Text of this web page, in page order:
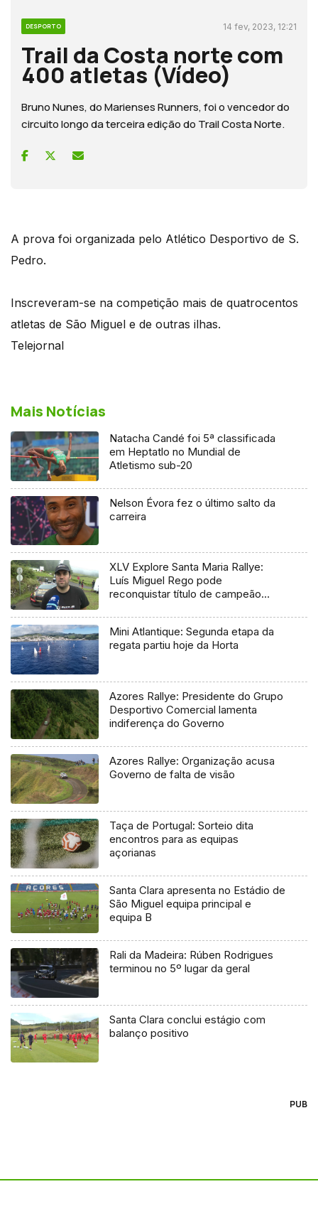
DESPORTO 14 fev, 2023, 12:21
Trail da Costa norte com
400 atletas (Vídeo)
Bruno Nunes, do Marienses Runners, foi o vencedor do
circuito longo da terceira edição do Trail Costa Norte.
A prova foi organizada pelo Atlético Desportivo de S.
Pedro.
Inscreveram-se na competição mais de quatrocentos
atletas de São Miguel e de outras ilhas.
Telejornal
Mais Notícias
Natacha Candé foi 5ª classificada
em Heptatlo no Mundial de
Atletismo sub-20
Nelson Évora fez o último salto da
carreira
XLV Explore Santa Maria Rallye:
Luís Miguel Rego pode
reconquistar título de campeão
Mini Atlantique: Segunda etapa da
regata partiu hoje da Horta
Azores Rallye: Presidente do Grupo
Desportivo Comercial lamenta
indiferença do Governo
Azores Rallye: Organização acusa
Governo de falta de visão
Taça de Portugal: Sorteio dita
encontros para as equipas
açorianas
Santa Clara apresenta no Estádio de
São Miguel equipa principal e
equipa B
Rali da Madeira: Rúben Rodrigues
terminou no 5º lugar da geral
Santa Clara conclui estágio com
balanço positivo
PUB